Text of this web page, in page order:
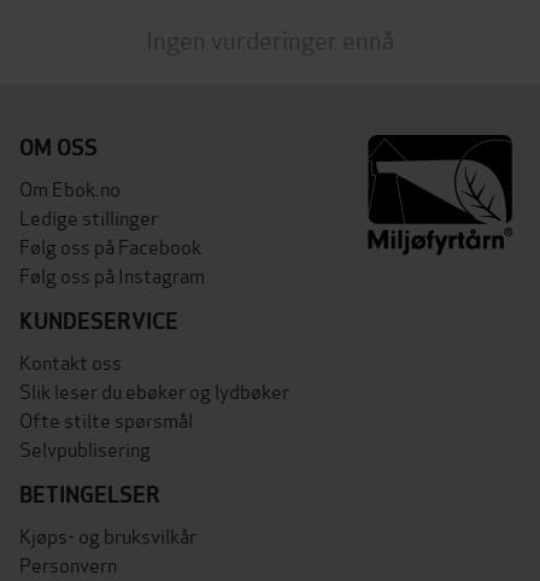
Ingen vurderinger ennå
OM OSS
Om Ebok.no
Ledige stillinger
Følg oss på Facebook
Følg oss på Instagram
KUNDESERVICE
Kontakt oss
Slik leser du ebøker og lydbøker
Ofte stilte spørsmål
Selvpublisering
BETINGELSER
Kjøps- og bruksvilkår
Personvern